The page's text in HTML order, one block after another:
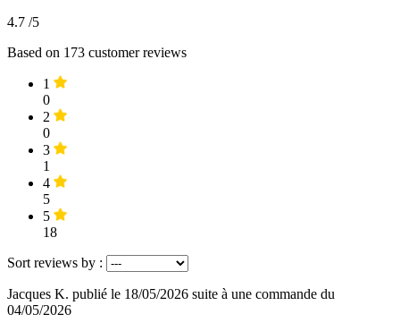
4.7 /5
Based on 173 customer reviews
1
0
2
0
3
1
4
5
5
18
Sort reviews by :
Jacques K. publié le 18/05/2026 suite à une commande du
04/05/2026